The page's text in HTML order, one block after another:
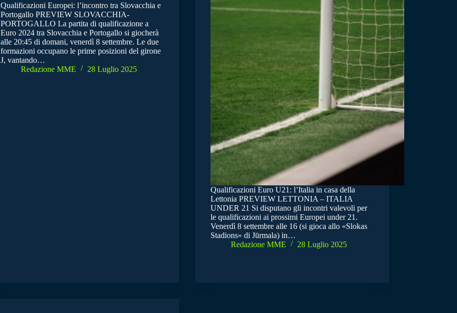
Qualificazioni Europei: l’incontro tra Slovacchia e
Portogallo PREVIEW SLOVACCHIA-
PORTOGALLO La partita di qualificazione a
Euro 2024 tra Slovacchia e Portogallo si giocherà
alle 20:45 di domani, venerdì 8 settembre. Le due
formazioni occupano le prime posizioni del girone
J, vantando…
Redazione MME
28 Luglio 2025
Qualificazioni Euro U21: l’Italia in casa della
Lettonia PREVIEW LETTONIA – ITALIA
UNDER 21 Si disputano gli incontri valevoli per
le qualificazioni ai prossimi Europei under 21.
Venerdì 8 settembre alle 16 (si gioca allo «Slokas
Stadions» di Jūrmala) in…
Redazione MME
28 Luglio 2025